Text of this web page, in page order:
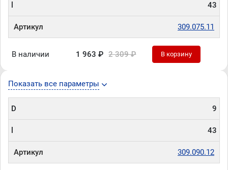
Показать все параметры
D 9
43
Артикул 309.090.12
43
Артикул 309.075.11
В наличии 1 963 ₽ 2 309 ₽ В корзину